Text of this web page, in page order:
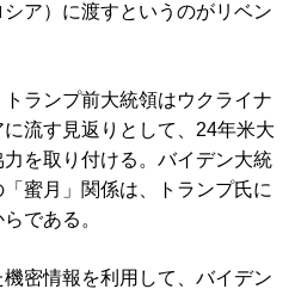
ア）に渡すというのがリベン
ランプ前大統領はウクライナ
流す見返りとして、24年米大
を取り付ける。バイデン大統
蜜月」関係は、トランプ氏に
である。
密情報を利用して、バイデン